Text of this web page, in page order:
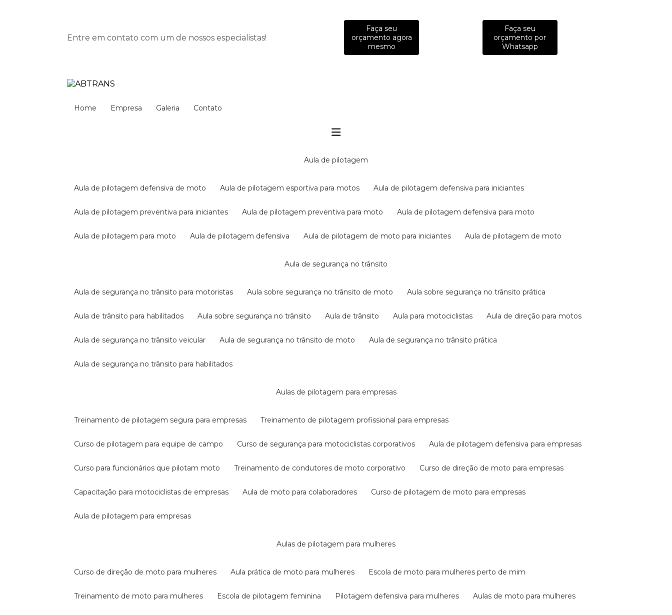
Entre em contato com um de nossos especialistas!
Faça seu
orçamento agora
mesmo
Faça seu
orçamento por
Whatsapp
Home Empresa Galeria Contato
aula de pilotagem
aula de pilotagem defensiva de moto aula de pilotagem esportiva para motos aula de pilotagem defensiva para iniciantes
aula de pilotagem preventiva para iniciantes aula de pilotagem preventiva para moto aula de pilotagem defensiva para moto
aula de pilotagem para moto aula de pilotagem defensiva aula de pilotagem de moto para iniciantes aula de pilotagem de moto
aula de segurança no trânsito
aula de segurança no trânsito para motoristas aula sobre segurança no trânsito de moto aula sobre segurança no trânsito prática
aula de trânsito para habilitados aula sobre segurança no trânsito aula de trânsito aula para motociclistas aula de direção para motos
aula de segurança no trânsito veicular aula de segurança no trânsito de moto aula de segurança no trânsito prática
aula de segurança no trânsito para habilitados
aulas de pilotagem para empresas
treinamento de pilotagem segura para empresas treinamento de pilotagem profissional para empresas
curso de pilotagem para equipe de campo curso de segurança para motociclistas corporativos aula de pilotagem defensiva para empresas
curso para funcionários que pilotam moto treinamento de condutores de moto corporativo curso de direção de moto para empresas
capacitação para motociclistas de empresas aula de moto para colaboradores curso de pilotagem de moto para empresas
aula de pilotagem para empresas
aulas de pilotagem para mulheres
curso de direção de moto para mulheres aula prática de moto para mulheres escola de moto para mulheres perto de mim
treinamento de moto para mulheres escola de pilotagem feminina pilotagem defensiva para mulheres aulas de moto para mulheres